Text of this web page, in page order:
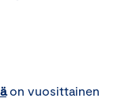
on vuosittainen